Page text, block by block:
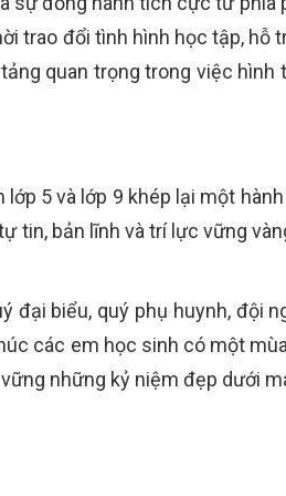
trao đổi tình hình học tập, hỗ
quan trọng trong việc
5 và lớp 9 khép lại một
tin, bản lĩnh và trí lực vững
biểu, quý phụ huynh, đội
các em học sinh có một
những kỷ niệm đẹp dưới